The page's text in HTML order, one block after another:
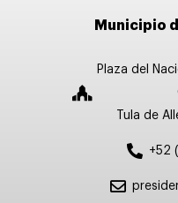
Municipio
Plaza del
Tula de
+52